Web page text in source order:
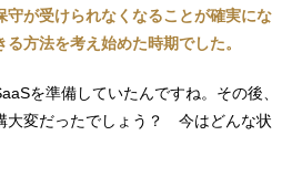
守が受けられなくなることが確実にな
方法を考え始めた時期でした。
を準備していたんですね。その後、
大変だったでしょう？ 今はどんな状